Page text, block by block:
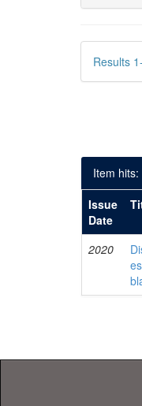
Results
Item hits:
Issue
Date
2020